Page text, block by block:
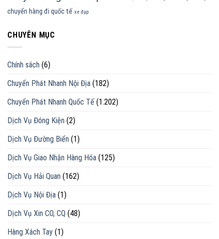
chuyển hàng đi quốc tế xe đạp
CHUYÊN MỤC
Chính sách (6)
Chuyển Phát Nhanh Nội Địa (182)
Chuyển Phát Nhanh Quốc Tế (1.202)
Dịch Vụ Đóng Kiện (2)
Dịch Vụ Đường Biển (1)
Dịch Vụ Giao Nhận Hàng Hóa (125)
Dịch Vụ Hải Quan (162)
Dịch Vụ Nội Địa (1)
Dịch Vụ Xin CO, CQ (48)
Hàng Xách Tay (1)